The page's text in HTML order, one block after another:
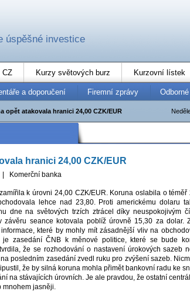
úspěšné investice
CZ Kurzy světových burz Kurzovní lístek
a doporučení Firemní zprávy
opět atakovala hranici 24,00 CZK/EUR
hranici 24,00 CZK/EUR
Komerční banka
k úrovni 24,00 CZK/EUR. Koruna oslabila o téměř
lehce nad 23,80. Proti americkému dolaru
dne na světových trzích ztrácel díky neuspokojivým
závěru seance kotovala poblíž úrovně 15,30 za dolar.
které by mohly mít zásadnější vliv na
zasedání ČNB k měnové politice, které se bude
že se rozhodování o nastavení úrokových sazeb
posledním zasedání zvedl ruku pro zvýšení sazeb.
že by silná koruna mohla přimět bankovní radu ke
na stávajících úrovních. Je ale pravdou, že ostatní
jasněji.